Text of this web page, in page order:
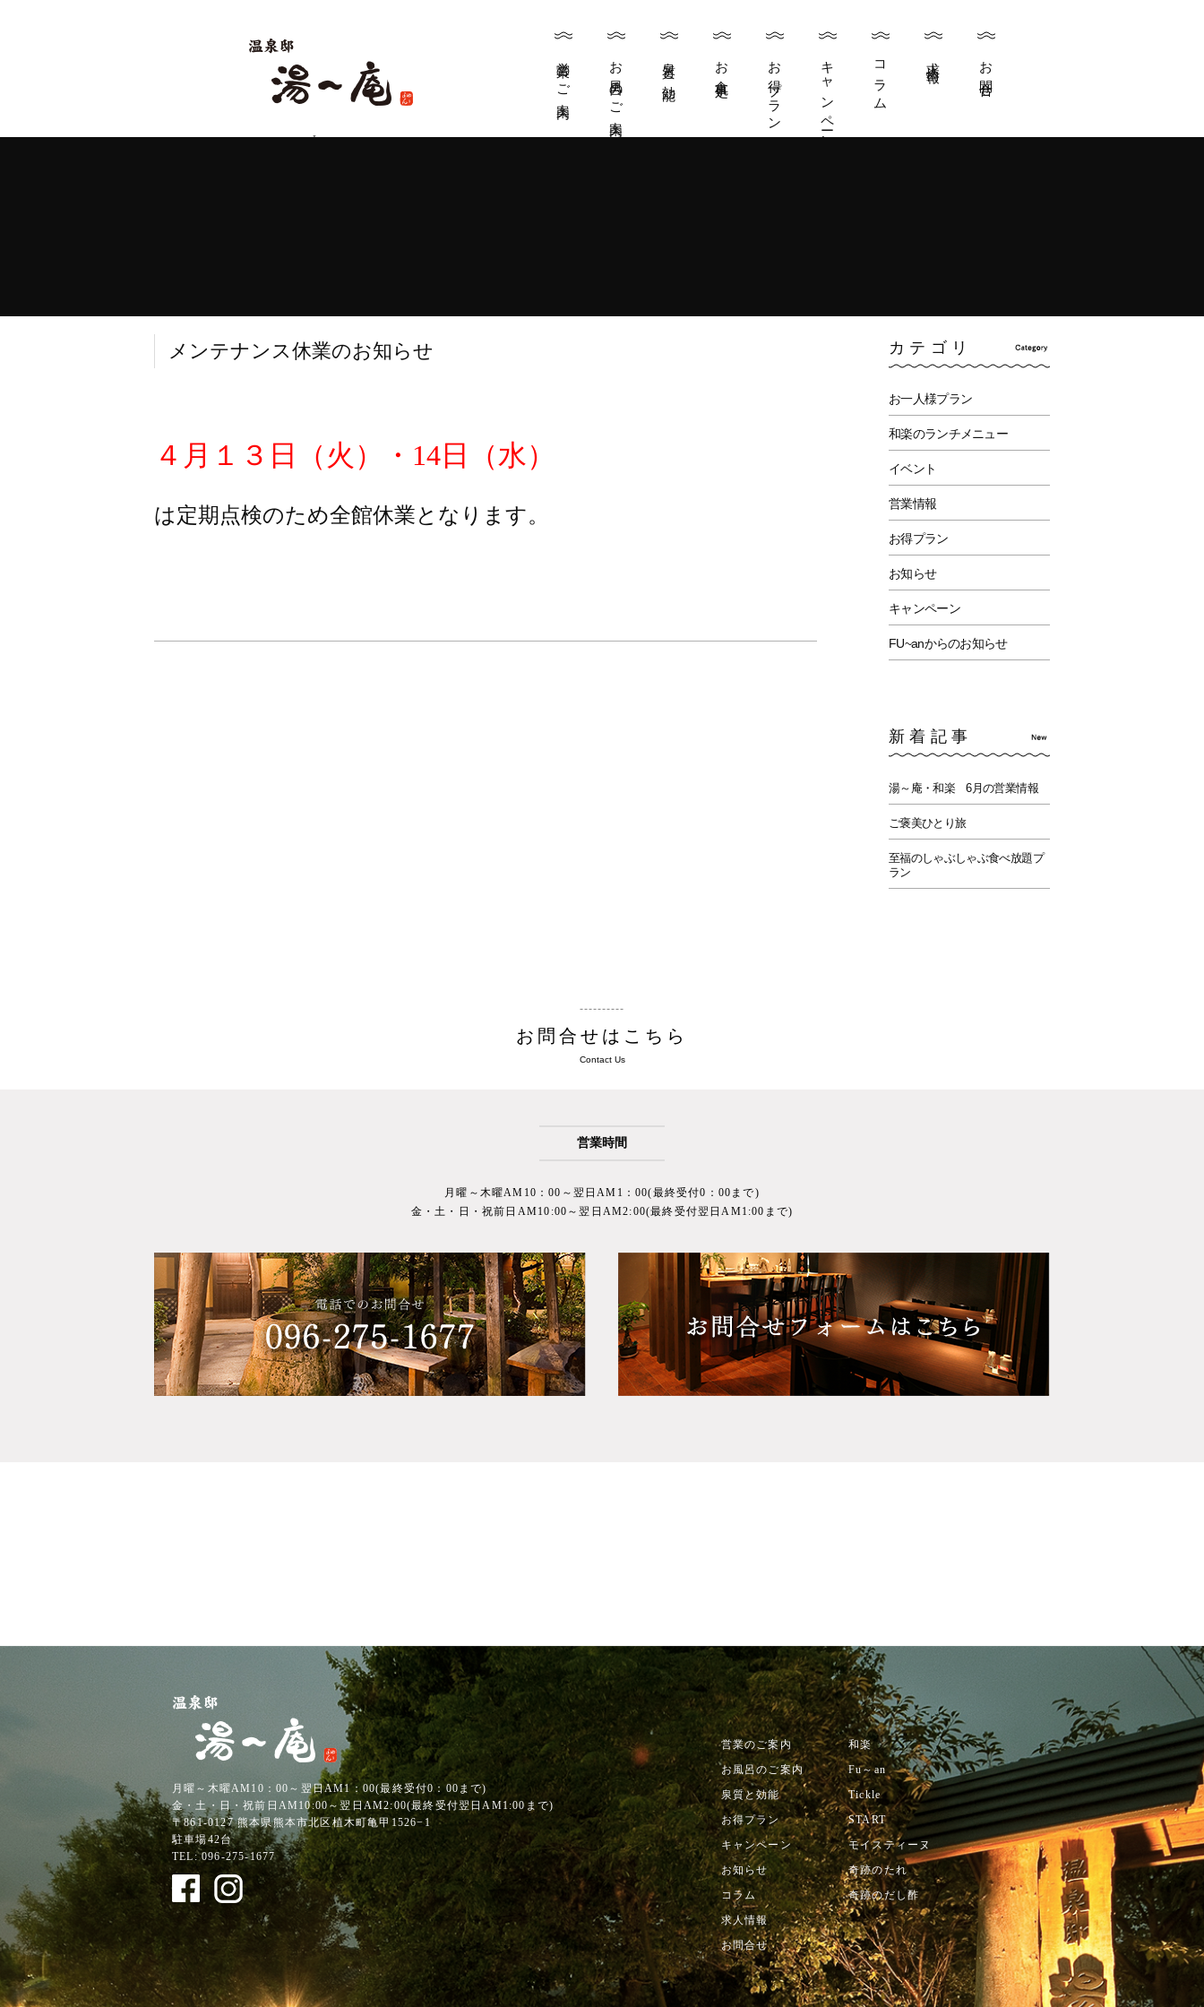
Language
営業のご案内 お風呂のご案内 泉質と効能 お食事処 お得プラン キャンペーン コラム お問合せ
メンテナンス休業のお知らせ
４月１３日（火）・14日（水）
は定期点検のため全館休業となります。
カテゴリ
お一人様プラン
和楽のランチメニュー
イベント
営業情報
お得プラン
お知らせ
キャンペーン
FU~anからのお知らせ
新着記事
湯～庵・和楽 6月の営業情報
ご褒美ひとり旅
至福のしゃぶしゃぶ食べ放題プ
ラン
お問合せはこちら
Contact Us
営業時間
月曜～木曜AM10：00～翌日AM1：00(最終受付0：00まで)
金・土・日・祝前日 AM10:00～翌日AM2:00(最終受付翌日AM1:00まで)
月曜～木曜AM10：00～翌日AM1：00(最終受付0：00まで)
金・土・日・祝前日AM10:00～翌日AM2:00(最終受付翌日AM1:00まで)
〒861-0127熊本県熊本市北区植木町亀甲1526−1
駐車場42台
TEL:096-275-1677
営業のご案内
お風呂のご案内
泉質と効能
お得プラン
キャンペーン
お知らせ
コラム
求人情報
お問合せ
和楽
Fu～an
Tickle
START
モイスティーヌ
奇跡のたれ
奇跡のだし酢